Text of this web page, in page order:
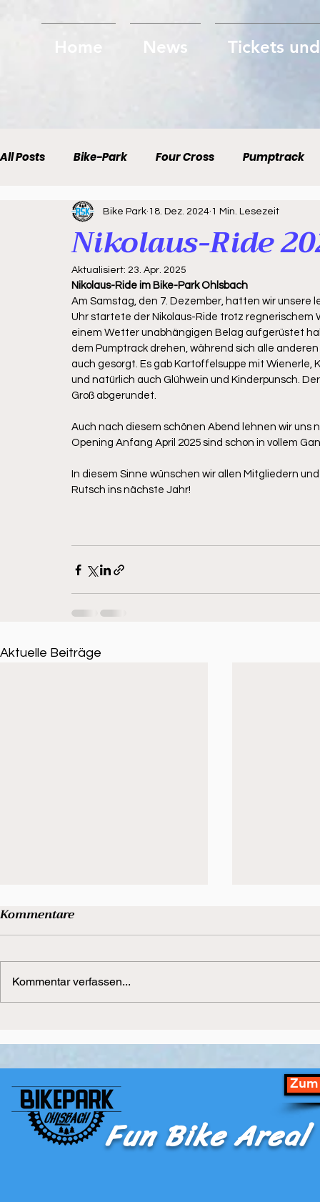
Home News Tickets
All Posts Bike-Park Four Cross Pumptrack
Nikolaus-Ride
Bike Park 18. Dez. 2024 1 Min. Lesezeit
Aktualisiert: 23. Apr. 2025
Nikolaus-Ride im Bike-Park Ohlsbach
Am Samstag, den 7. Dezember, hatten wir unsere
Uhr startete der Nikolaus-Ride trotz
einem Wetter unabhängigen Belag aufgerüstet
dem Pumptrack drehen, während sich alle
auch gesorgt. Es gab Kartoffelsuppe mit Wienerle,
und natürlich auch Glühwein und Kinderpunsch.
Groß abgerundet.
Auch nach diesem schönen Abend lehnen wir uns
Opening Anfang April 2025 sind schon in vollem
In diesem Sinne wünschen wir allen Mitgliedern
Rutsch ins nächste Jahr!
Aktuelle Beiträge
Kommentare
Kommentar verfassen...
Fun Bike